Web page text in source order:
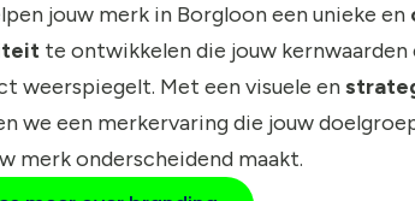
jouw merk in Borgloon een unieke en
te ontwikkelen die jouw kernwaarden
weerspiegelt. Met een visuele en
we een merkervaring die jouw
merk onderscheidend maakt.